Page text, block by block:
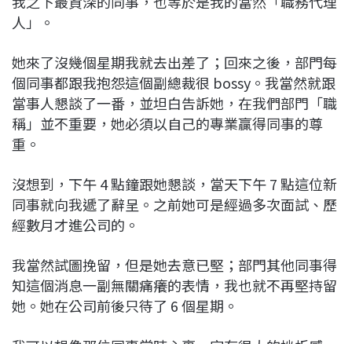
人」。
她來了沒幾個星期我就去出差了；回來之後，部門每
個同事都跟我抱怨這個副總裁很 bossy。我當然就跟
當事人懇談了一番，並坦白告訴她，在我們部門「職
稱」並不重要，她必須以自己的專業贏得同事的尊
重。
沒想到，下午 4 點鐘跟她懇談，當天下午 7 點這位新
同事就向我遞了辭呈。之前她可是經過多次面試、歷
經數月才進公司的。
我當然試圖挽留，但是她去意已堅；部門其他同事得
知這個消息一副無關痛癢的表情，我也就不再堅持留
她。她在公司前後只待了 6 個星期。